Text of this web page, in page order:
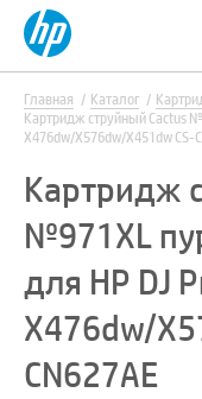
Главная Каталог
Картридж струйный Cactus
X476dw/X576dw/X451dw CS-
Картридж
№971XL
для HP DJ
X476dw/
CN627AE